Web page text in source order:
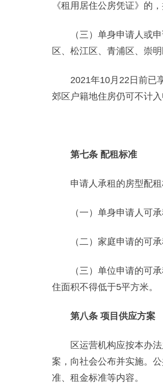
《租用居住公房凭证》的
（三）单身申请人或申
区、松江区、青浦区、崇
2021年10月22日前已享
郊区户籍地住房仍可不计
第七条 配租标准
申请人承租的房型配租
（一）单身申请人可承
（二）家庭申请的可承
（三）单位申请的可承
住面积不得低于5平方米。
第八条 项目供应方案
区运营机构应按本办法
案，向社会公布并实施。
准、租金标准等内容。